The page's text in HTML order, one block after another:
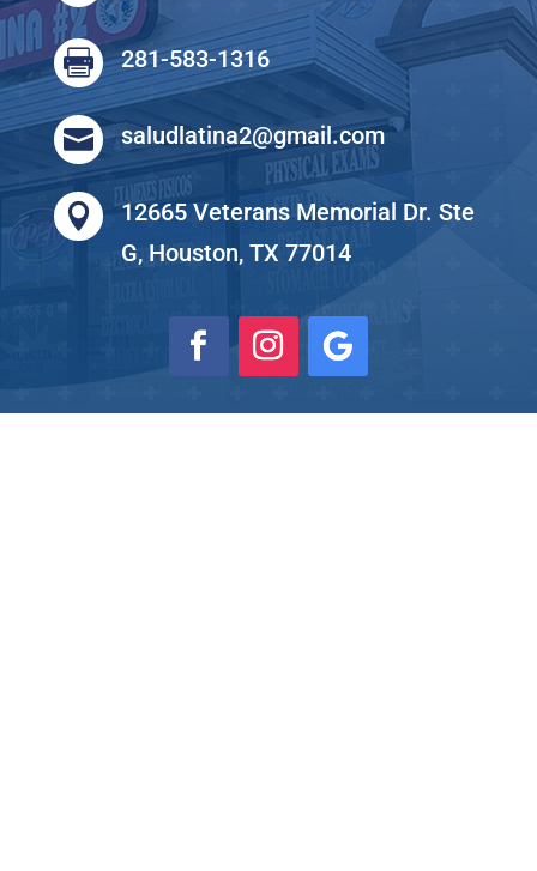
 281-583-1316
 saludlatina2@gmail.com

12665 Veterans Memorial Dr. Ste
G, Houston, TX 77014